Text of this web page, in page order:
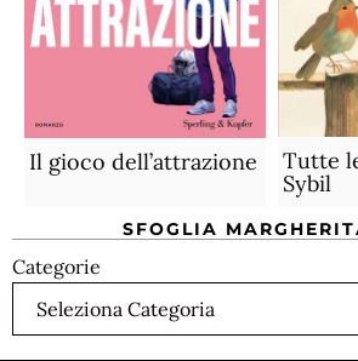
Il gioco dell’attrazione
Tutte
Sybil
SFOGLIA
Categorie